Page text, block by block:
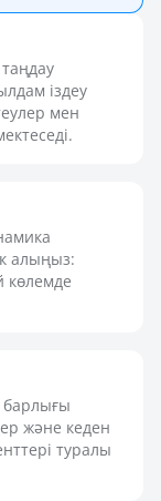
іздеу
мен
алыңыз:
көлемде
және кеден
туралы